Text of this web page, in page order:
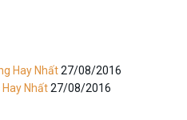
Hay Nhất27/08/2016
Nhất27/08/2016